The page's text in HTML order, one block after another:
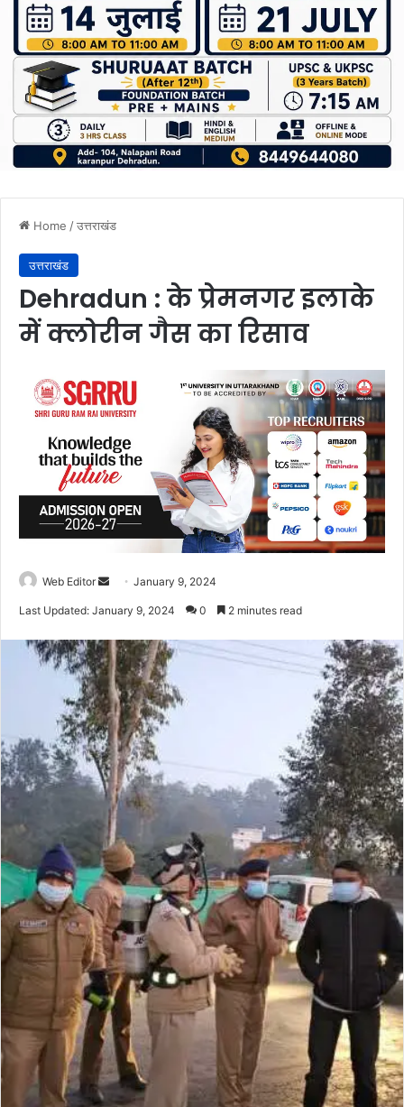
Home /उत्तराखंड
उत्तराखंड
Dehradun : के प्रेमनगर इलाके
में क्लोरीन गैस का रिसाव
Web Editor
a
n
e
m
a
i
l
January 9, 2024
Last Updated: January 9, 2024 0 2 minutes read